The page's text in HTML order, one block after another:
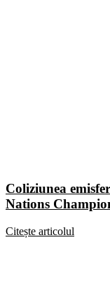
Coliziunea
Nations
Citește articolul